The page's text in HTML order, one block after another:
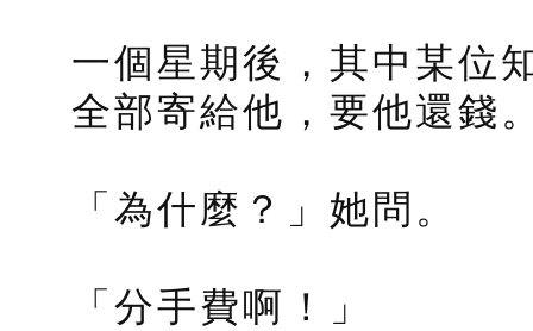
一個星期後，其中某位
全部寄給他，要他還錢
「為什麼？」她問。
「分手費啊！」